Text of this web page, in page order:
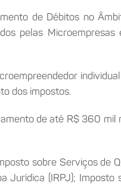
de Débitos no
pelas
dos impostos.
de até R$ 360
sobre Serviços
(IRPJ);